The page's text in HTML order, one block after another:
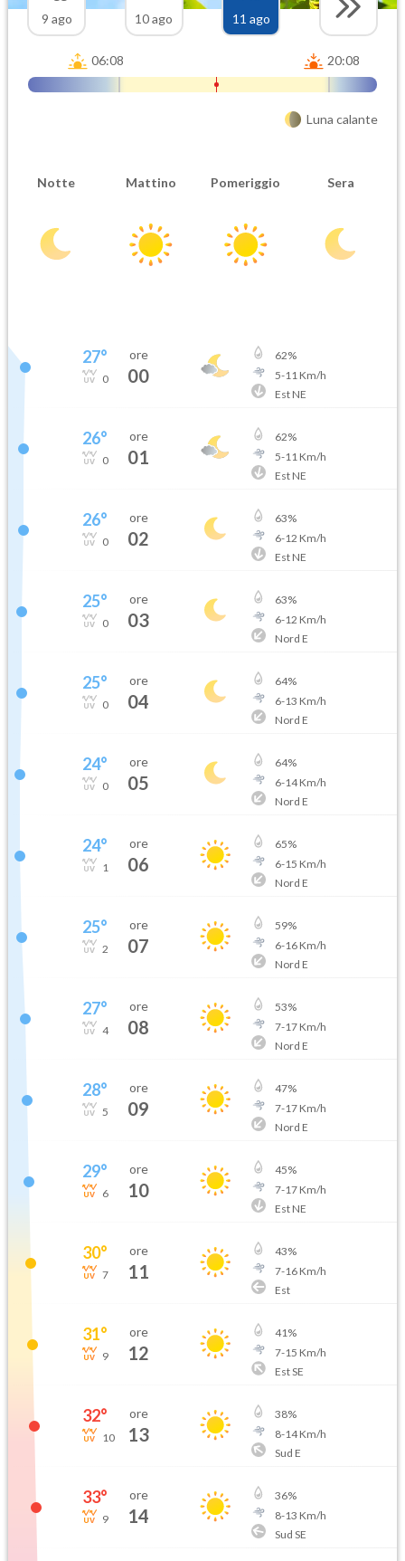
9 ago
10 ago
11 ago
06:08 20:08
Luna calante
Notte Mattino Pomeriggio Sera
27°
0
ore
00
62%
5-11 Km/h
Est NE
26°
0
ore
01
62%
5-11 Km/h
Est NE
26°
0
ore
02
63%
6-12 Km/h
Est NE
25°
0
ore
03
63%
6-12 Km/h
Nord E
25°
0
ore
04
64%
6-13 Km/h
Nord E
24°
0
ore
05
64%
6-14Km/h
Nord E
24°
1
ore
06
65%
6-15 Km/h
Nord E
25°
2
ore
07
59%
6-16Km/h
Nord E
27°
4
ore
08
53%
7-17Km/h
Nord E
28°
5
ore
09
47%
7-17Km/h
Nord E
29°
6
ore
10
45%
7-17Km/h
Est NE
30°
7
ore
11
43%
7-16Km/h
Est
31°
9
ore
12
41%
7-15 Km/h
Est SE
32°
10
ore
13
38%
8-14Km/h
Sud E
33°
9
ore
14
36%
8-13 Km/h
Sud SE